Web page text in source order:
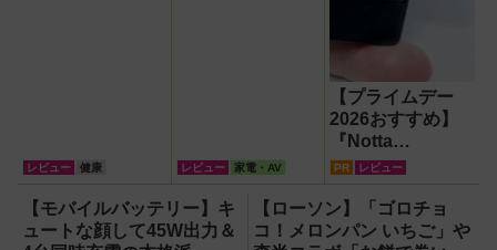
レビュー 健康 レビュー 家電・AV
【プライムデー
2026おすすめ】
『Notta
Memo（ノッタ メ
モ）Type C』録
音からAI自動文字
起こし・翻訳・要
PR レビュー
【モバイルバッテリー】キ
ュートな顔して45W出力＆
【ローソン】「ゴロチョ
コ！メロンパン いちご」や